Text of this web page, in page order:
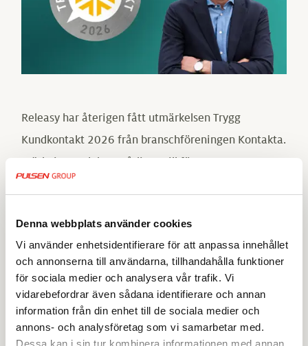
Denna webbplats använder cookies
Vi använder enhetsidentifierare för att anpassa innehållet
och annonserna till användarna, tillhandahålla funktioner
för sociala medier och analysera vår trafik. Vi
vidarebefordrar även sådana identifierare och annan
information från din enhet till de sociala medier och
annons- och analysföretag som vi samarbetar med.
Dessa kan i sin tur kombinera informationen med annan
Releasy har återigen fått utmärkelsen Trygg
Kundkontakt 2026 från branschföreningen Kontakta.
Märkningen delas ut årligen till företag som
uppfyller högt ställda krav på etisk affärsverksamhet.
inom kundservice och försäljning. För kunder och
samarbetspartners är märkningen en tydlig signal om att
välja en pålitlig partner.
“Det här bekräftar att vi håller en hög etisk standard i
vardagen. Våra relationer bygger på förtroende, oavsett